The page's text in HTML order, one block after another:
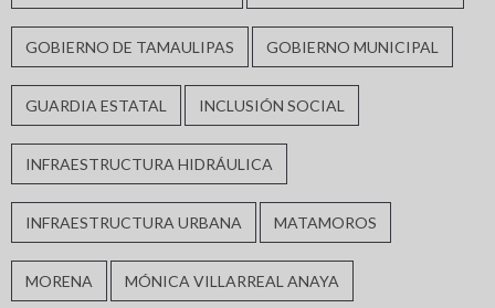
GOBIERNO DE TAMAULIPAS GOBIERNO MUNICIPAL
GUARDIA ESTATAL INCLUSIÓN SOCIAL
INFRAESTRUCTURA HIDRÁULICA
INFRAESTRUCTURA URBANA MATAMOROS
MORENA MÓNICA VILLARREAL ANAYA